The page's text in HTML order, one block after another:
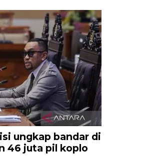
ungkap bandar di
46 juta pil koplo